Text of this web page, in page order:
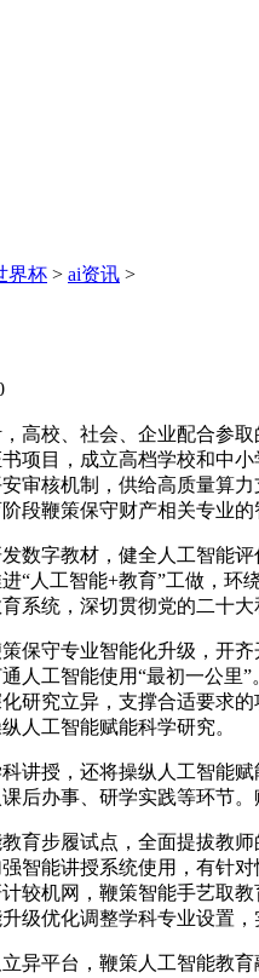
界杯 > ai资讯 >
校、社会、企业配合参取
项目，成立高档学校和中
审核机制，供给高质量算
段鞭策保守财产相关专业
字教材，健全人工智能评
“人工智能+教育”工做，
系统，深切贯彻党的二十
守专业智能化升级，开齐
人工智能使用“最初一公里
研究立异，支撑合适要求
人工智能赋能科学研究。
授，还将操纵人工智能赋
后办事、研学实践等环节
步履试点，全面提拔教师
智能讲授系统使用，有针
较机网，鞭策智能手艺取
级优化调整学科专业设置
平台，鞭策人工智能教育